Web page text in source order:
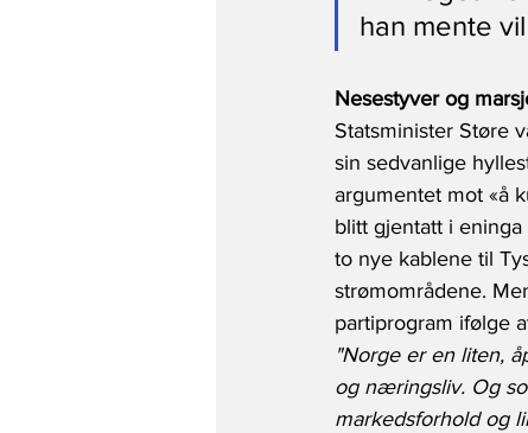
han mente
Nesestyver og
Statsminister Støre
sin sedvanlige
argumentet mot «å
blitt gjentatt i
to nye kablene til
strømområdene.
partiprogram ifølge
"Norge er en liten,
og næringsliv. Og
markedsforhold og